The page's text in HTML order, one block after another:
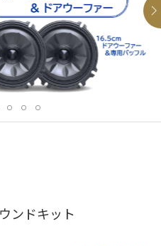
ンドキット